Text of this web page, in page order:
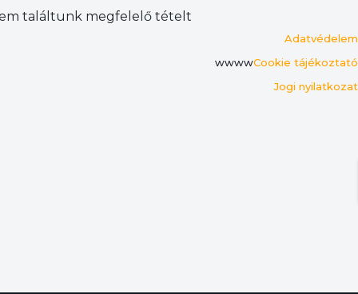
találtunk megfelelő tételt
Adatvédelem
wwwwCookie tájékoztató
Jogi nyilatkozat